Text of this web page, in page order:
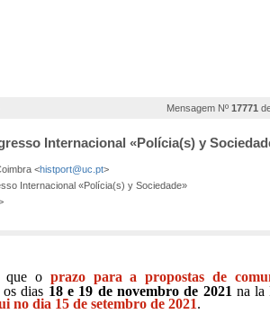
Mensagem Nº 17771
Internacional «Polícia(s) y
<histport@uc.pt>
Internacional «Polícia(s) y Sociedade»
que oprazo para a propostas de
dias 18 e 19 de novembro de 2021 na la
no dia 15 de setembro de 2021.